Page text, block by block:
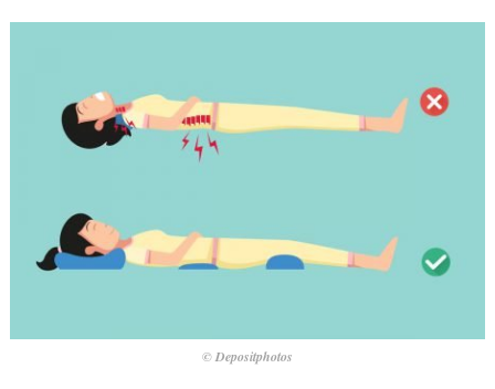
© Depositphotos